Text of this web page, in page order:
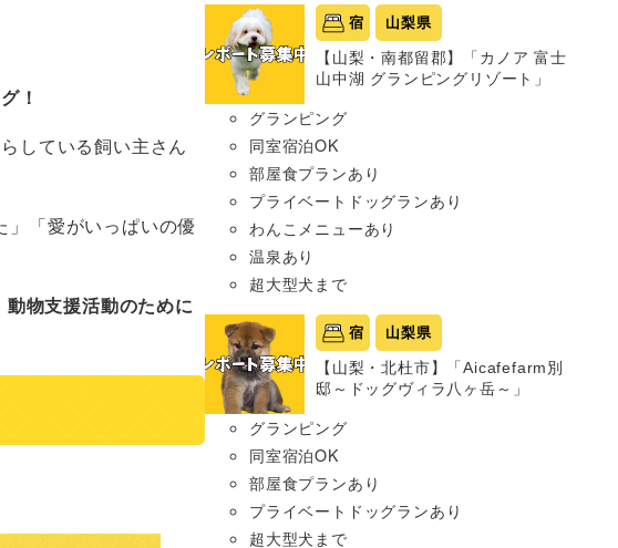
！
している飼い主さん
」「愛がいっぱいの優
物支援活動のために
宿 山梨県
【山梨・南都留郡】「カノア 富士
山中湖 グランピングリゾート」
グランピング
同室宿泊OK
部屋食プランあり
プライベートドッグランあり
わんこメニューあり
温泉あり
超大型犬まで
宿 山梨県
【山梨・北杜市】「Aicafefarm別
邸～ドッグヴィラ八ヶ岳～」
グランピング
同室宿泊OK
部屋食プランあり
プライベートドッグランあり
超大型犬まで